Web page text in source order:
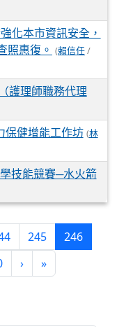
化本市資訊安全，
照惠復。 (賴信任/
護理師職務代理
保健增能工作坊 (林
技能競賽─水火箭
245 246(目前
›下一頁
»最後頁